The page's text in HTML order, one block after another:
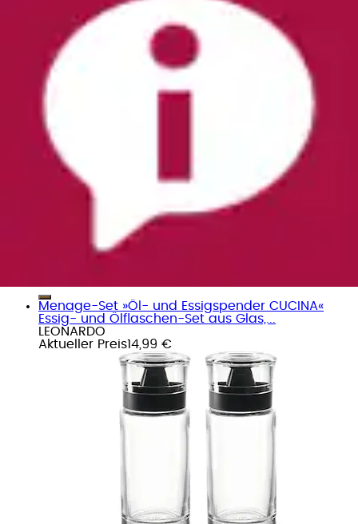
Menage »X-PLOSION« aus hochwertigem
Akazienholz, mit Edelstahl Tragegriff, ohne Deko
GEFU
Aktueller Preis
24,99 €
Menage-Set »Öl- und Essigspender CUCINA«
Essig- und Ölflaschen-Set aus Glas,...
LEONARDO
Aktueller Preis14,99 €